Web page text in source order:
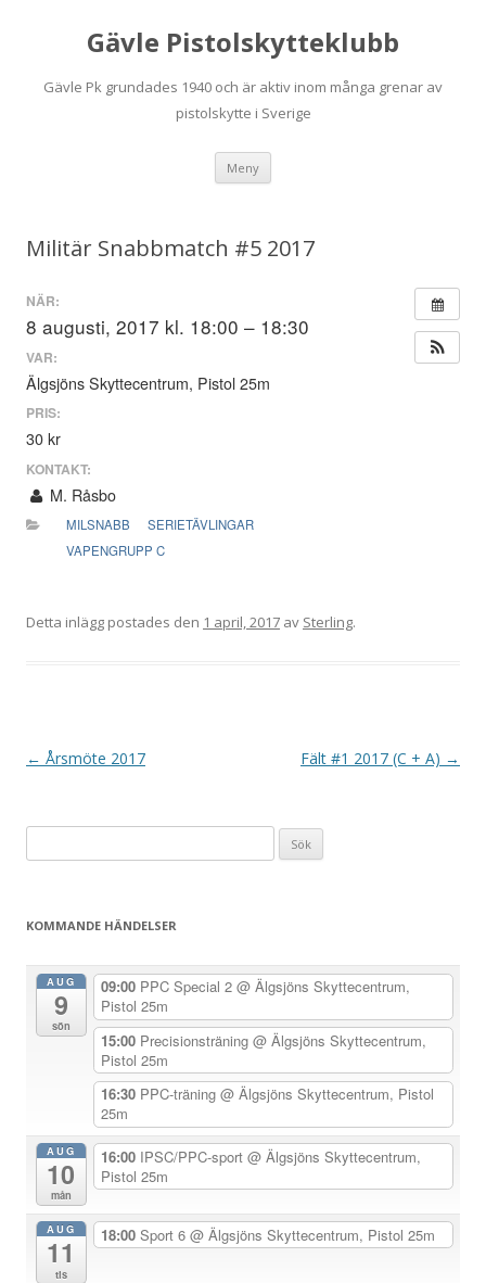
Gävle Pistolskytteklubb
Gävle Pk grundades 1940 och är aktiv inom många grenar av
pistolskytte i Sverige
Meny
Militär Snabbmatch #5 2017
NÄR:
8 augusti, 2017 kl. 18:00 – 18:30
VAR:
Älgsjöns Skyttecentrum, Pistol 25m
PRIS:
30 kr
KONTAKT:
M. Råsbo
MILSNABB
SERIETÄVLINGAR
VAPENGRUPP C
Detta inlägg postades den 1 april, 2017 av Sterling.
I
n
n
← Årsmöte 2017 Fält #1 2017 (C + A) →
efter:
KOMMANDE HÄNDELSER
AUG
9
sön
09:00 PPC Special 2 @ Älgsjöns Skyttecentrum,
Pistol 25m
15:00 Precisionsträning @ Älgsjöns Skyttecentrum,
Pistol 25m
16:30 PPC-träning @ Älgsjöns Skyttecentrum, Pistol
25m
AUG
10
mån
16:00 IPSC/PPC-sport @ Älgsjöns Skyttecentrum,
Pistol 25m
AUG
11
tis
18:00 Sport 6 @ Älgsjöns Skyttecentrum, Pistol 25m